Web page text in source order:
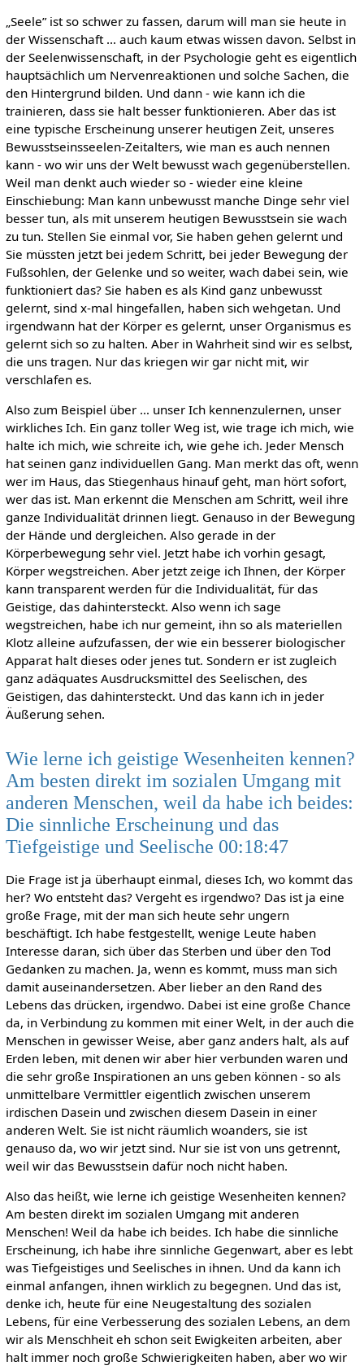
„Seele” ist so schwer zu fassen, darum will man sie heute in
der Wissenschaft … auch kaum etwas wissen davon. Selbst in
der Seelenwissenschaft, in der Psychologie geht es eigentlich
hauptsächlich um Nervenreaktionen und solche Sachen, die
den Hintergrund bilden. Und dann - wie kann ich die
trainieren, dass sie halt besser funktionieren. Aber das ist
eine typische Erscheinung unserer heutigen Zeit, unseres
Bewusstseinsseelen-Zeitalters, wie man es auch nennen
kann - wo wir uns der Welt bewusst wach gegenüberstellen.
Weil man denkt auch wieder so - wieder eine kleine
Einschiebung: Man kann unbewusst manche Dinge sehr viel
besser tun, als mit unserem heutigen Bewusstsein sie wach
zu tun. Stellen Sie einmal vor, Sie haben gehen gelernt und
Sie müssten jetzt bei jedem Schritt, bei jeder Bewegung der
Fußsohlen, der Gelenke und so weiter, wach dabei sein, wie
funktioniert das? Sie haben es als Kind ganz unbewusst
gelernt, sind x-mal hingefallen, haben sich wehgetan. Und
irgendwann hat der Körper es gelernt, unser Organismus es
gelernt sich so zu halten. Aber in Wahrheit sind wir es selbst,
die uns tragen. Nur das kriegen wir gar nicht mit, wir
verschlafen es.
Also zum Beispiel über … unser Ich kennenzulernen, unser
wirkliches Ich. Ein ganz toller Weg ist, wie trage ich mich, wie
halte ich mich, wie schreite ich, wie gehe ich. Jeder Mensch
hat seinen ganz individuellen Gang. Man merkt das oft, wenn
wer im Haus, das Stiegenhaus hinauf geht, man hört sofort,
wer das ist. Man erkennt die Menschen am Schritt, weil ihre
ganze Individualität drinnen liegt. Genauso in der Bewegung
der Hände und dergleichen. Also gerade in der
Körperbewegung sehr viel. Jetzt habe ich vorhin gesagt,
Körper wegstreichen. Aber jetzt zeige ich Ihnen, der Körper
kann transparent werden für die Individualität, für das
Geistige, das dahintersteckt. Also wenn ich sage
wegstreichen, habe ich nur gemeint, ihn so als materiellen
Klotz alleine aufzufassen, der wie ein besserer biologischer
Apparat halt dieses oder jenes tut. Sondern er ist zugleich
ganz adäquates Ausdrucksmittel des Seelischen, des
Geistigen, das dahintersteckt. Und das kann ich in jeder
Äußerung sehen.
Wie lerne ich geistige Wesenheiten kennen?
Am besten direkt im sozialen Umgang mit
anderen Menschen, weil da habe ich beides:
Die sinnliche Erscheinung und das
Tiefgeistige und Seelische 00:18:47
Die Frage ist ja überhaupt einmal, dieses Ich, wo kommt das
her? Wo entsteht das? Vergeht es irgendwo? Das ist ja eine
große Frage, mit der man sich heute sehr ungern
beschäftigt. Ich habe festgestellt, wenige Leute haben
Interesse daran, sich über das Sterben und über den Tod
Gedanken zu machen. Ja, wenn es kommt, muss man sich
damit auseinandersetzen. Aber lieber an den Rand des
Lebens das drücken, irgendwo. Dabei ist eine große Chance
da, in Verbindung zu kommen mit einer Welt, in der auch die
Menschen in gewisser Weise, aber ganz anders halt, als auf
Erden leben, mit denen wir aber hier verbunden waren und
die sehr große Inspirationen an uns geben können - so als
unmittelbare Vermittler eigentlich zwischen unserem
irdischen Dasein und zwischen diesem Dasein in einer
anderen Welt. Sie ist nicht räumlich woanders, sie ist
genauso da, wo wir jetzt sind. Nur sie ist von uns getrennt,
weil wir das Bewusstsein dafür noch nicht haben.
Also das heißt, wie lerne ich geistige Wesenheiten kennen?
Am besten direkt im sozialen Umgang mit anderen
Menschen! Weil da habe ich beides. Ich habe die sinnliche
Erscheinung, ich habe ihre sinnliche Gegenwart, aber es lebt
was Tiefgeistiges und Seelisches in ihnen. Und da kann ich
einmal anfangen, ihnen wirklich zu begegnen. Und das ist,
denke ich, heute für eine Neugestaltung des sozialen
Lebens, für eine Verbesserung des sozialen Lebens, an dem
wir als Menschheit eh schon seit Ewigkeiten arbeiten, aber
halt immer noch große Schwierigkeiten haben, aber wo wir